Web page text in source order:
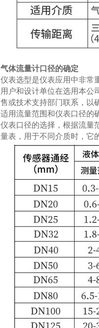
气体流量计口径的确定
仪表选型是仪表应用中非常重
用户和设计单位在选用本公司
售或技术支持部门联系，以
适用流量范围和仪表口径的
仪表口径的选择，根据流
量表，用于不同介质时